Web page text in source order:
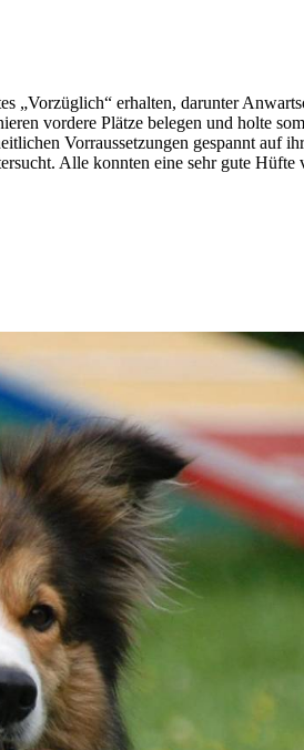
„Vorzüglich“ erhalten, darunter
vordere Plätze belegen und holte
Vorraussetzungen gespannt auf
Alle konnten eine sehr gute